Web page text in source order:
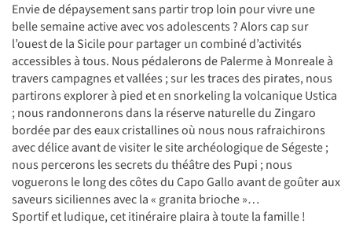
Envie de dépaysement sans partir trop loin pour vivre une
belle semaine active avec vos adolescents ? Alors cap sur
l’ouest de la Sicile pour partager un combiné d’activités
accessibles à tous. Nous pédalerons de Palerme à Monreale à
travers campagnes et vallées ; sur les traces des pirates, nous
partirons explorer à pied et en snorkeling la volcanique Ustica
; nous randonnerons dans la réserve naturelle du Zingaro
bordée par des eaux cristallines où nous nous rafraichirons
avec délice avant de visiter le site archéologique de Ségeste ;
nous percerons les secrets du théâtre des Pupi ; nous
voguerons le long des côtes du Capo Gallo avant de goûter aux
saveurs siciliennes avec la « granita brioche »…
Sportif et ludique, cet itinéraire plaira à toute la famille !